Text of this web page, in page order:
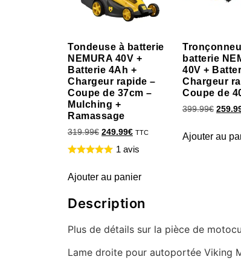
Tondeuse à batterie
NEMURA 40V +
Batterie 4Ah +
Chargeur rapide –
Coupe de 37cm –
Mulching +
Ramassage
319.99€ 249.99€ TTC
1 avis
Ajouter au panier
batterie
40V +
Chargeur
Coupe de
399.99€
Ajouter au
Description
Plus de détails sur la pièce de
Lame droite pour autoportée Viking